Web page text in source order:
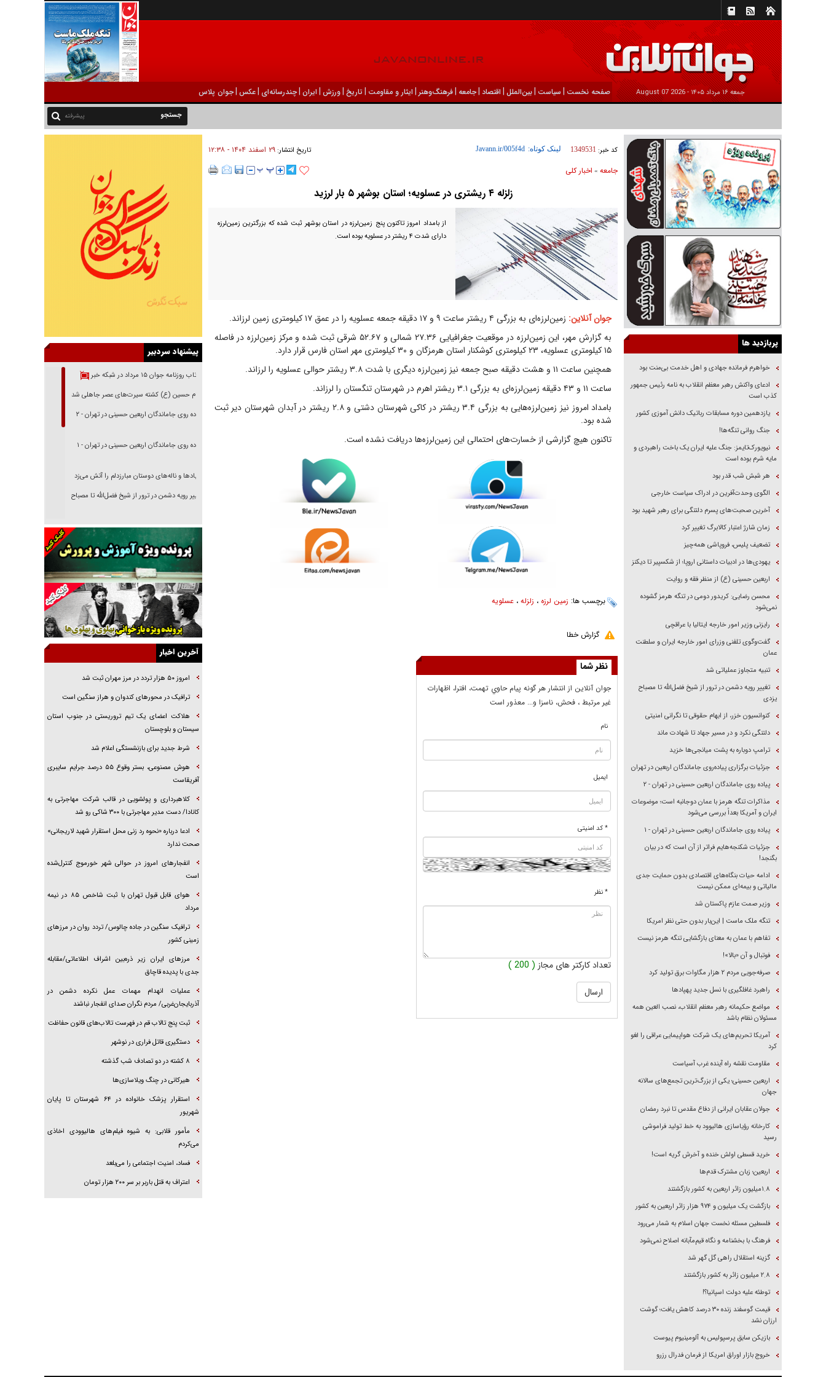
جمعه ۱۶ مرداد ۱۴۰۵ - 2026 August 07 صفحه نخست | سیاست |بين‌الملل | اقتصاد |جامعه |فرهنگ‌و‌هنر | ایثار و مقاومت |تاریخ |ورزش | ايران |چندرسانه‌ای |عکس |جوان پلاس
پیشرفته
کد خبر: 1349531 لینک کوتاه: تاریخ انتشار:۲۹ اسفند ۱۴۰۴ - ۱۲:۳۸
جامعه» اخبار كلی
زلزله ۴ ریشتری در عسلویه؛ استان بوشهر ۵ بار لرزید
از بامداد امروز تاکنون پنج زمین‌لرزه در استان بوشهر ثبت شده که بزرگترین زمین‌لرزه
دارای شدت ۴ ریشتر در عسلویه بوده است.
جوان آنلاین: زمین‌لرزه‌ای به بزرگی ۴ ریشتر ساعت ۹ و ۱۷ دقیقه جمعه عسلویه را در عمق ۱۷ کیلومتری زمین لرزاند.
به گزارش مهر، این زمین‌لرزه در موقعیت جغرافیایی ۲۷.۳۶ شمالی و ۵۲.۶۷ شرقی ثبت شده و مرکز زمین‌لرزه در فاصله
۱۵ کیلومتری عسلویه، ۲۳ کیلومتری کوشکنار استان هرمزگان و ۳۰ کیلومتری مهر استان فارس قرار دارد.
همچنین ساعت ۱۱ و هشت دقیقه صبح جمعه نیز زمین‌لرزه دیگری با شدت ۳.۸ ریشتر حوالی عسلویه را لرزاند.
ساعت ۱۱ و ۴۳ دقیقه زمین‌لرزه‌ای به بزرگی ۳.۱ ریشتر اهرم در شهرستان تنگستان را لرزاند.
بامداد امروز نیز زمین‌لرزه‌هایی به بزرگی ۳.۴ ریشتر در کاکی شهرستان دشتی و ۲.۸ ریشتر در آبدان شهرستان دیر ثبت
شده بود.
تاکنون هیچ گزارشی از خسارت‌های احتمالی این زمین‌لرزه‌ها دریافت نشده است.
برچسب ها: زمین لرزه ، زلزله، عسلویه
گزارش خطا
نظر شما
جوان آنلاين از انتشار هر گونه پيام حاوي تهمت، افترا، اظهارات
غير مرتبط ، فحش، ناسزا و... معذور است
نام
ایمیل
* کد امنیتی
* نظر
تعداد کارکتر های مجاز ( 200 )
پربازدید ها
خواهرم فرمانده جهادی و اهل خدمت بی‌منت بود
ادعای واکنش رهبر معظم انقلاب به نامه رئیس جمهور
کذب است
یازدهمین دوره مسابقات رباتیک دانش آموزی کشور
جنگ روانی تنگه‌ها!
نیویورک‌تایمز: جنگ علیه ایران یک باخت راهبردی و
مایه شرم بوده است
هر شبش شب قدر بود
الگوی وحدت‌آفرین در ادراک سیاست خارجی
آخرین صحبت‌های پسرم دلتنگی برای رهبر شهید بود
زمان شارژ اعتبار کالابرگ تغییر کرد
تضعیف پلیس، فروپاشی همه‌چیز
یهودی‌ها در ادبیات داستانی اروپا؛ از شکسپیر تا دیکنز
اربعین حسینی (ع) از منظر فقه و روایت
محسن رضایی: کریدور دومی در تنگه هرمز گشوده
نمی‌شود
رایزنی وزیر امور خارجه ایتالیا با عراقچی
گفت‌وگوی تلفنی وزرای امور خارجه ایران و سلطنت
عمان
تنبیه متجاوز عملیاتی شد
تغییر رویه دشمن در ترور از شیخ فضل‌الله تا مصباح
یزدی
کنوانسیون خزر، از ابهام حقوقی تا نگرانی امنیتی
دلتنگی نکرد و در مسیر جهاد تا شهادت ماند
ترامپ دوباره به پشت میانجی‌ها خزید
جزئیات برگزاری پیاده‌روی جاماندگان اربعین در تهران
پیاده روی جاماندگان اربعین حسینی در تهران - ۲
مذاکرات تنگه هرمز با عمان دوجانبه است؛ موضوعات
ایران و آمریکا بعداً بررسی می‌شود
پیاده روی جاماندگان اربعین حسینی در تهران - ۱
جزئیات شکنجه‌هایم فراتر از آن است که در بیان
بگنجد!
ادامه حیات بنگاه‌های اقتصادی بدون حمایت جدی
مالیاتی و بیمه‌ای ممکن نیست
وزیر صمت عازم پاکستان شد
تنگه ملک ماست | این‌بار بدون حتی نظر امریکا
تفاهم با عمان به معنای بازگشایی تنگه هرمز نیست
فوتبال و آن «بالا»!
صرفه‌جویی مردم ۲ هزار مگاوات برق تولید کرد
راهبرد غافلگیری با نسل جدید پهپاد‌ها
مواضع حکیمانه رهبر معظم انقلاب، نصب العین همه
مسئولان نظام باشد
آمریکا تحریم‌های یک شرکت هواپیمایی عراقی را لغو
کرد
مقاومت نقشه راه آینده غرب آسیاست
اربعین حسینی؛ یکی از بزرگ‌ترین تجمع‌های سالانه
جهان
جولان عقابان ایرانی از دفاع مقدس تا نبرد رمضان
کارخانه رؤیاسازی هالیوود به خط تولید فراموشی
رسید
خرید قسطی اولش خنده و آخرش گریه است!
اربعین؛ زبان مشترک قدم‌ها
۱.۸میلیون زائر اربعین به کشور بازگشتند
بازگشت یک میلیون و ۹۷۴ هزار زائر اربعین به کشور
فلسطین مسئله نخست جهان اسلام به شمار می‌رود
فرهنگ با بخشنامه و نگاه قیم‌مآبانه اصلاح نمی‌شود
گزینه استقلال راهی گل گهر شد
۲.۸ میلیون زائر به کشور بازگشتند
توطئه علیه دولت اسپانیا؟!
قیمت گوسفند زنده ۳۰ درصد کاهش یافت؛ گوشت
ارزان نشد
بازیکن سابق پرسپولیس به آلومینیوم پیوست
خروج بازار اوراق امریکا از فرمان فدرال رزرو
پیشنهاد سردبیر
بازتاب روزنامه جوان ۱۵ مرداد در شبکه خبر
امام حسین (ع) کشته سیرت‌های عصر جاهلی شد
پیاده روی جاماندگان اربعین حسینی در تهران - ۲
پیاده روی جاماندگان اربعین حسینی در تهران - ۱
فریاد‌ها و ناله‌های دوستان مبارزدلم را آتش می‌زد
تغییر رویه دشمن در ترور از شیخ فضل‌الله تا مصباح
خرید قسطی اولش خنده و آخرش گریه است!
فوتبال و آن «بالا»!
راهبرد غافلگیری با نسل جدید پهپاد‌ها
جنجال پزشکان تقلبی در صنعت زیبایی
یهودی‌ها در ادبیات داستانی اروپا؛ از شکسپیر تا
دیکنز
گفت‌وگو با خواهر یکی از شهدای جنگ رمضان/
خواهرم فرمانده جهادی و اهل خدمت بی‌منت بود
بگنجد!
گزارش «جوان» از قوانین سخت‌گیرانه ۶ قاره در
تحلیل ابعاد پیام رهبر انقلاب به حزب‌الله/ مقاومت
آخرین اخبار
امروز ۵۰ هزار تردد در مرز مهران ثبت شد
ترافیک در محور‌های کندوان و هراز سنگین است
هلاکت اعضای یک تیم تروریستی در جنوب استان
سیستان و بلوچستان
شرط جدید برای بازنشستگی اعلام شد
هوش مصنوعی، بستر وقوع ۵۵ درصد جرایم سایبری
آفریقاست
کلاهبرداری و پولشویی در قالب شرکت مهاجرتی به
کانادا/ دست مدیر مهاجرتی با ۳۰۰ شاکی رو شد
ادعا درباره «نحوه رد زنی محل استقرار شهید لاریجانی»
صحت ندارد
انفجار‌های امروز در حوالی شهر خورموج کنترل‌شده
است
هوای قابل قبول تهران با ثبت شاخص ۸۵ در نیمه
مرداد
ترافیک سنگین در جاده چالوس/ تردد روان در مرز‌های
زمینی کشور
مرز‌های ایران زیر ذره‌بین اشراف اطلاعاتی/مقابله
جدی با پدیده قاچاق
عملیات انهدام مهمات عمل نکرده دشمن در
آذربایجان‌غربی/ مردم نگران صدای انفجار نباشند
ثبت پنج تالاب قم در فهرست تالاب‌های قانون حفاظت
دستگیری قاتل فراری در نوشهر
۸ کشته در دو تصادف شب گذشته
هیرکانی در چنگ ویلاسازی‌ها
‌استقرار پزشک خانواده در ۶۴ شهرستان تا پایان
شهریور
مأمور قلابی: به شیوه فیلم‌های هالیوودی اخاذی
می‌کردم
فساد، امنیت اجتماعی را می‌بلعد
‌‌اعتراف به قتل باربر بر سر ۲۰۰ هزار تومان